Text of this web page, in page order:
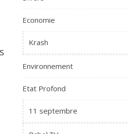
Economie
Krash
Environnement
Etat Profond
11 septembre